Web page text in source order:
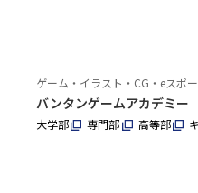
ゲーム・イラスト・CG・eスポ
バンタンゲームアカデミー
大学部 専門部 高等部